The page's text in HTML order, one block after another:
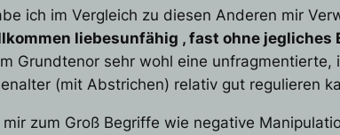
ich im Vergleich zu diesen Anderen mir
liebesunfähig , fast ohne
Grundtenor sehr wohl eine
(mit Abstrichen) relativ gut regulieren
zum Groß Begriffe wie negative